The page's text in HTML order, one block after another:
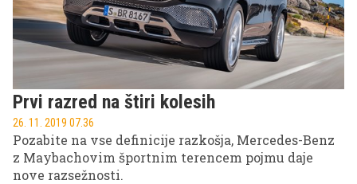
Prvi razred na štiri kolesih
26. 11. 2019 07.36
Pozabite na vse definicije razkošja, Mercedes-Benz
z Maybachovim športnim terencem pojmu daje
nove razsežnosti.